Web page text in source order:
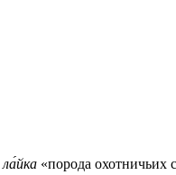
ла́йка «порода охотничьих